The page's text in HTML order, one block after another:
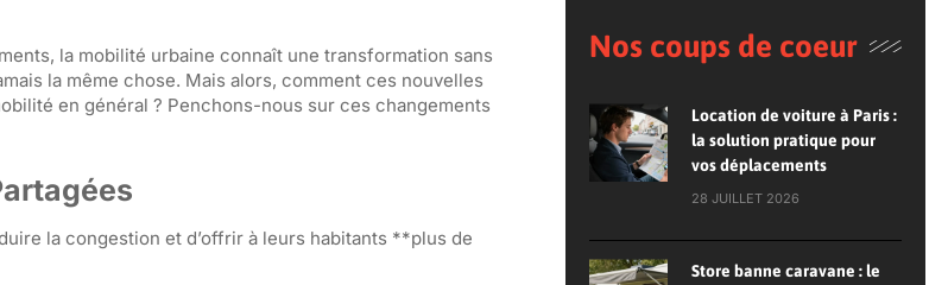
la mobilité urbaine connaît une transformation sans
la même chose. Mais alors, comment ces nouvelles
en général ? Penchons-nous sur ces changements
la congestion et d’offrir à leurs habitants **plus de
Nos coups de coeur
Location de voiture à Paris :
la solution pratique pour
vos déplacements
28 JUILLET 2026
Store banne caravane : le